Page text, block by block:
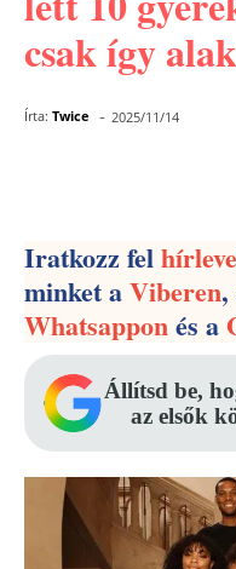
csak így
Írta: Twice - 2025/11/14
Iratkozz fel
minket aViberen,
Whatsapponés a
Állítsd be,
az elsők